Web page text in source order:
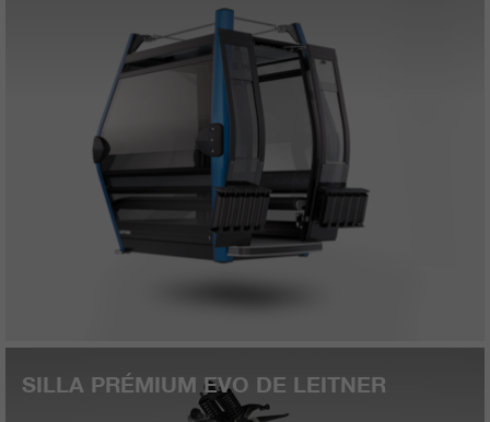
SILLA PRÉMIUM EVO DE LEITNER